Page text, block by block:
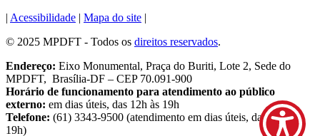
| Acessibilidade | Mapa do site |
© 2025 MPDFT - Todos os direitos reservados.
Endereço: Eixo Monumental, Praça do Buriti, Lote 2, Sede do
MPDFT, Brasília-DF – CEP 70.091-900
Horário de funcionamento para atendimento ao público
externo: em dias úteis, das 12h às 19h
Telefone: (61) 3343-9500 (atendimento em dias úteis, das 9h às
19h)